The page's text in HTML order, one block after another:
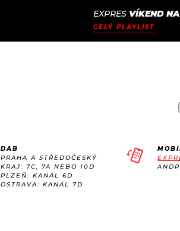
SEZNAM.CZ
EXPRES VÍKEND
CELÝ PLAYLIST
DAB
PRAHA A STŘEDOČESKÝ
KRAJ: 7C, 7A NEBO 10D
PLZEŇ: KANÁL 6D
OSTRAVA: KANÁL 7D